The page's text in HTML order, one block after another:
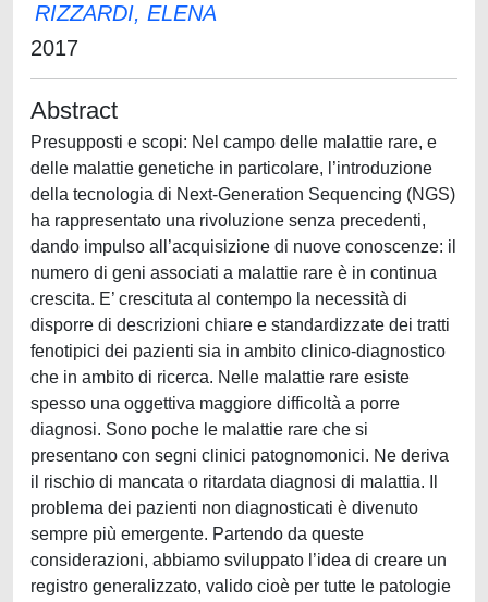
RIZZARDI, ELENA
2017
Abstract
Presupposti e scopi: Nel campo delle malattie rare, e
delle malattie genetiche in particolare, l’introduzione
della tecnologia di Next-Generation Sequencing (NGS)
ha rappresentato una rivoluzione senza precedenti,
dando impulso all’acquisizione di nuove conoscenze: il
numero di geni associati a malattie rare è in continua
crescita. E’ crescituta al contempo la necessità di
disporre di descrizioni chiare e standardizzate dei tratti
fenotipici dei pazienti sia in ambito clinico-diagnostico
che in ambito di ricerca. Nelle malattie rare esiste
spesso una oggettiva maggiore difficoltà a porre
diagnosi. Sono poche le malattie rare che si
presentano con segni clinici patognomonici. Ne deriva
il rischio di mancata o ritardata diagnosi di malattia. Il
problema dei pazienti non diagnosticati è divenuto
sempre più emergente. Partendo da queste
considerazioni, abbiamo sviluppato l’idea di creare un
registro generalizzato, valido cioè per tutte le patologie